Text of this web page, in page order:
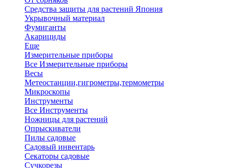
Средства защиты для растений Япония
Укрывочный материал
Фумиганты
Акарициды
Еще
Измерительные приборы
Все Измерительные приборы
Весы
Метеостанции,гигрометры,термометры
Микроскопы
Инструменты
Все Инструменты
Ножницы для растений
Опрыскиватели
Пилы садовые
Садовый инвентарь
Секаторы садовые
Сучкорезы